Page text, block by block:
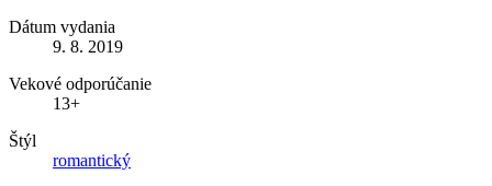
Dátum vydania
9. 8. 2019
Vekové odporúčanie
13+
Štýl
romantický